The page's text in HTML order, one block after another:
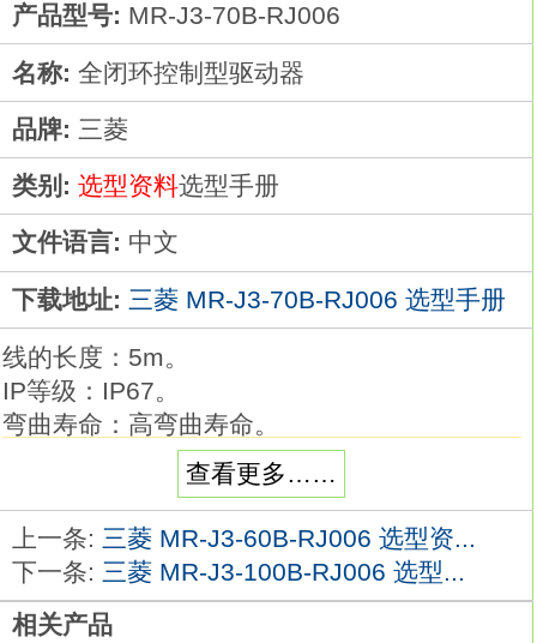
产品型号: MR-J3-70B-RJ006
名称: 全闭环控制型驱动器
品牌: 三菱
类别: 选型资料选型手册
文件语言: 中文
下载地址: 三菱 MR-J3-70B-RJ006 选型手册
线的长度：5m。
IP等级：IP67。
弯曲寿命：高弯曲寿命。
编码器电缆用于HF-KP/HF-MP/HF-SP/HF-
JP/HC-LP/HC-UP系列。1轴伺服放大器。
三菱通用AC伺服放大器MELSERVO-J4系列。
额定输出：7.0kw。
接口：通用。
电源：三相AC200V。
查看更多……
上一条: 三菱 MR-J3-60B-RJ006 选型资...
下一条: 三菱 MR-J3-100B-RJ006 选型...
相关产品